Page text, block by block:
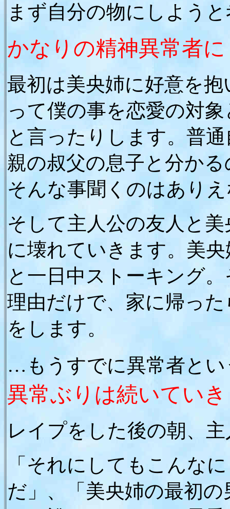
まず自分の物にしよう
かなりの精神異常者
最初は美央姉に好意を
って僕の事を恋愛の対
と言ったりします。普
親の叔父の息子と分か
そんな事聞くのはあり
そして主人公の友人と
に壊れていきます。美
と一日中ストーキング
理由だけで、家に帰っ
をします。
…もうすでに異常者と
異常ぶりは続いてい
レイプをした後の朝、
「それにしてもこんな
だ」、「美央姉の最初